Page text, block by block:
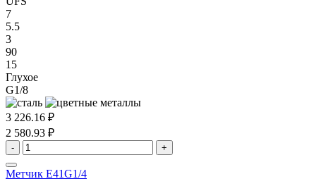
7
5.5
3
90
15
Глухое
G1/8
3 226.16 ₽
2 580.93 ₽
- +
Метчик E41G1/4